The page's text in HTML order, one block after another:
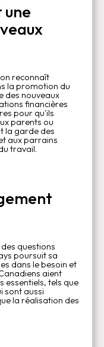
une
reconnaît
la promotion du
des nouveaux
financières
pour qu'ils
parents ou
la garde des
aux parrains
travail.
questions
poursuit sa
dans le besoin et
aient
essentiels, tels que
sont aussi
la réalisation des